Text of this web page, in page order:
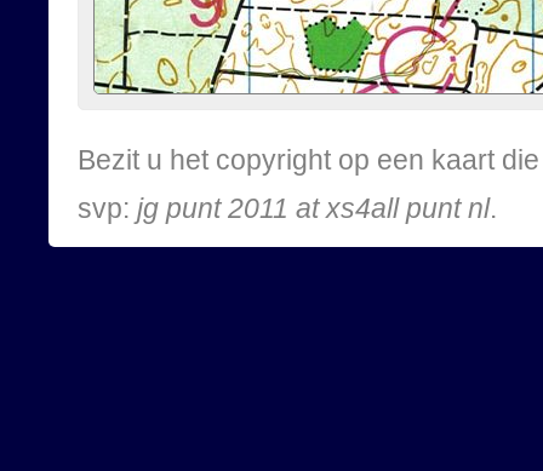
Bezit u het copyright op een kaart
svp: jg punt 2011 at xs4all punt nl.